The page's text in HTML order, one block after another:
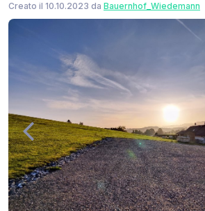
Creato il 10.10.2023 da Bauernhof_Wiedemann